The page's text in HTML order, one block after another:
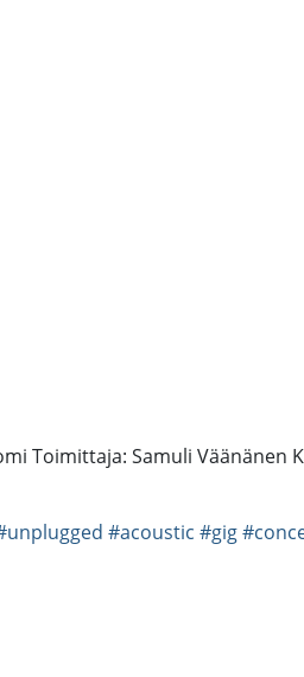
Samuli Väänänen
#acoustic #gig